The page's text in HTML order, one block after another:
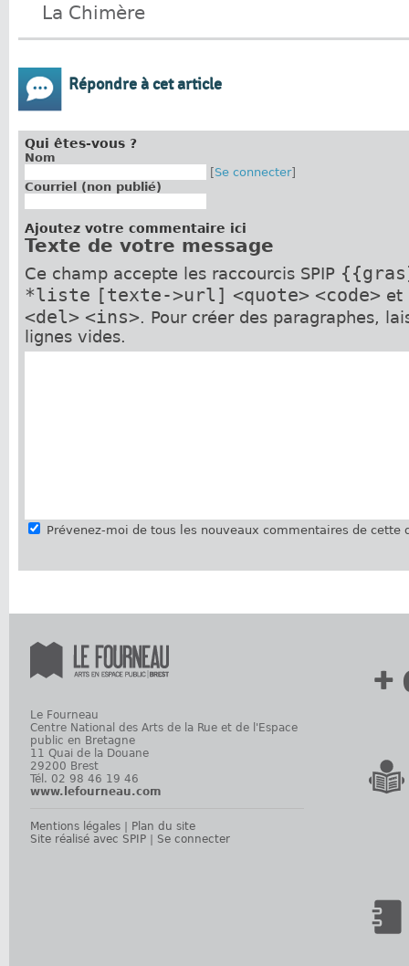
La Chimère
Répondre à cet article
Qui êtes-vous ?
Nom
[Se connecter]
Courriel (non publié)
Ajoutez votre commentaire ici
Texte de votre message
Ce champ accepte les raccourcis SPIP
*liste [texte->url] <quote> <code>et
<del> <ins>. Pour créer des paragraphes,
lignes vides.
Prévenez-moi de tous les nouveaux commentaires de cette
Le Fourneau
Centre National des Arts de la Rue et de l'Espace
public en Bretagne
11 Quai de la Douane
29200 Brest
Tél. 02 98 46 19 46
www.lefourneau.com
Mentions légales
Plan du site
Site réalisé avec SPIP
Se connecter
+